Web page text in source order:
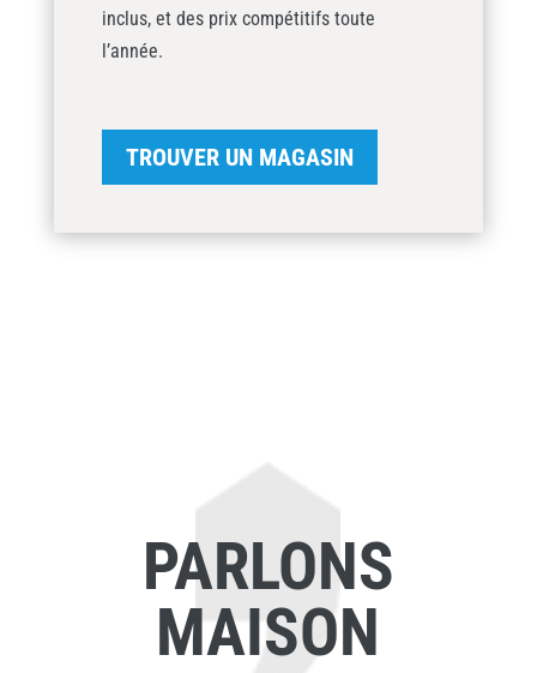
inclus, et des prix compétitifs toute
l’année.
TROUVER UN MAGASIN
PARLONS
MAISON